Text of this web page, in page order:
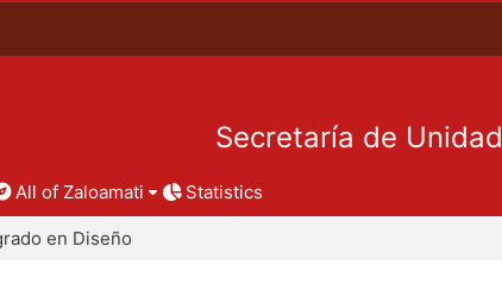
Secretaría de Unidad
All of Zaloamati Statistics
en Diseño